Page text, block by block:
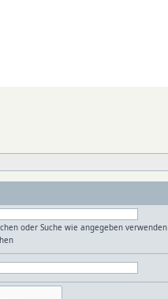
oder Suche wie angegeben verwenden